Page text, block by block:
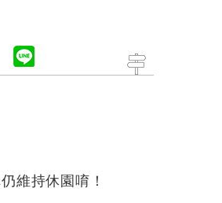
維持休園唷！